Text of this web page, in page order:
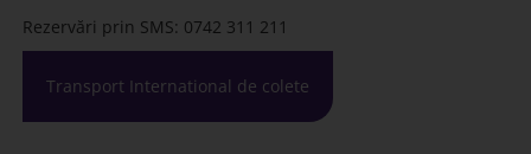
Rezervări prin SMS: 0742 311 211
Transport International de colete